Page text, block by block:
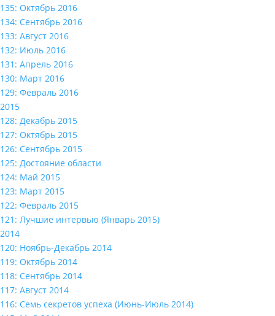
135: Октябрь 2016
134: Сентябрь 2016
133: Август 2016
132: Июль 2016
131: Апрель 2016
130: Март 2016
129: Февраль 2016
2015
128: Декабрь 2015
127: Октябрь 2015
126: Сентябрь 2015
125: Достояние области
124: Май 2015
123: Март 2015
122: Февраль 2015
121: Лучшие интервью (Январь 2015)
2014
120: Ноябрь-Декабрь 2014
119: Октябрь 2014
118: Сентябрь 2014
117: Август 2014
116: Семь секретов успеха (Июнь-Июль 2014)